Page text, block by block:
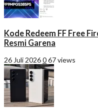
Kode Redeem FF Free
Resmi Garena
26 Juli 2026067 views